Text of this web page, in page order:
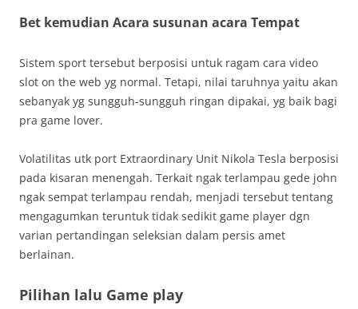
Bet kemudian Acara susunan acara Tempat
Sistem sport tersebut berposisi untuk ragam cara video
slot on the web yg normal. Tetapi, nilai taruhnya yaitu akan
sebanyak yg sungguh-sungguh ringan dipakai, yg baik bagi
pra game lover.
Volatilitas utk port Extraordinary Unit Nikola Tesla berposisi
pada kisaran menengah. Terkait ngak terlampau gede john
ngak sempat terlampau rendah, menjadi tersebut tentang
mengagumkan teruntuk tidak sedikit game player dgn
varian pertandingan seleksian dalam persis amet
berlainan.
Pilihan lalu Game play